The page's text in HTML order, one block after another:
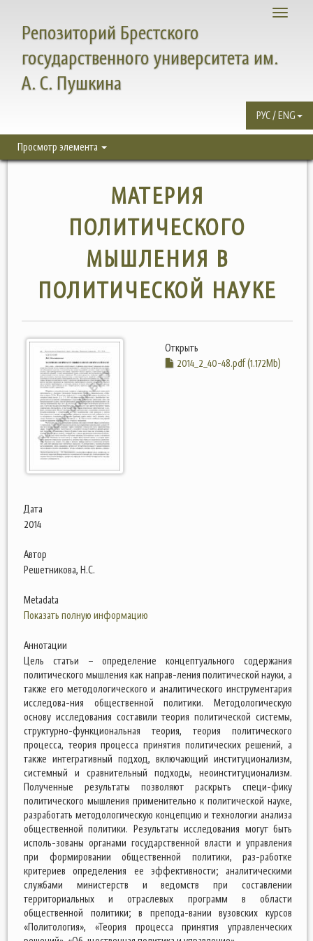
Toggle
Репозиторий Брестского
государственного университета им.
А. С. Пушкина
РУС / ENG
Просмотр элемента
МАТЕРИЯ
ПОЛИТИЧЕСКОГО
МЫШЛЕНИЯ В
ПОЛИТИЧЕСКОЙ НАУКЕ
Открыть
2014_2_40-48.pdf (1.172Mb)
Дата
2014
Автор
Решетникова, Н.С.
Metadata
Показать полную информацию
Аннотации
Цель статьи – определение концептуального содержания
политического мышления как направ-ления политической науки, а
также его методологического и аналитического инструментария
исследова-ния общественной политики. Методологическую
основу исследования составили теория политической системы,
структурно-функциональная теория, теория политического
процесса, теория процесса принятия политических решений, а
также интегративный подход, включающий институционализм,
системный и сравнительный подходы, неоинституционализм.
Полученные результаты позволяют раскрыть специ-фику
политического мышления применительно к политической науке,
разработать методологическую концепцию и технологии анализа
общественной политики. Результаты исследования могут быть
исполь-зованы органами государственной власти и управления
при формировании общественной политики, раз-работке
критериев определения ее эффективности; аналитическими
службами министерств и ведомств при составлении
территориальных и отраслевых программ в области
общественной политики; в препода-вании вузовских курсов
«Политология», «Теория процесса принятия управленческих